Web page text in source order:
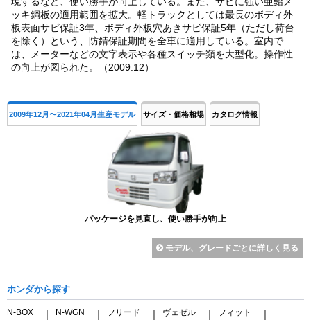
ッキ鋼板の適用範囲を拡大。軽トラックとしては最長のボディ外
板表面サビ保証3年、ボディ外板穴あきサビ保証5年（ただし荷台
を除く）という、防錆保証期間を全車に適用している。室内で
は、メーターなどの文字表示や各種スイッチ類を大型化。操作性
の向上が図られた。（2009.12）
2009年12月〜2021年04月生産モデル サイズ・価格相場 カタログ情報
パッケージを見直し、使い勝手が向上
モデル、グレードごとに詳しく見る
ホンダから探す
N-BOX N-WGN フリード ヴェゼル フィット